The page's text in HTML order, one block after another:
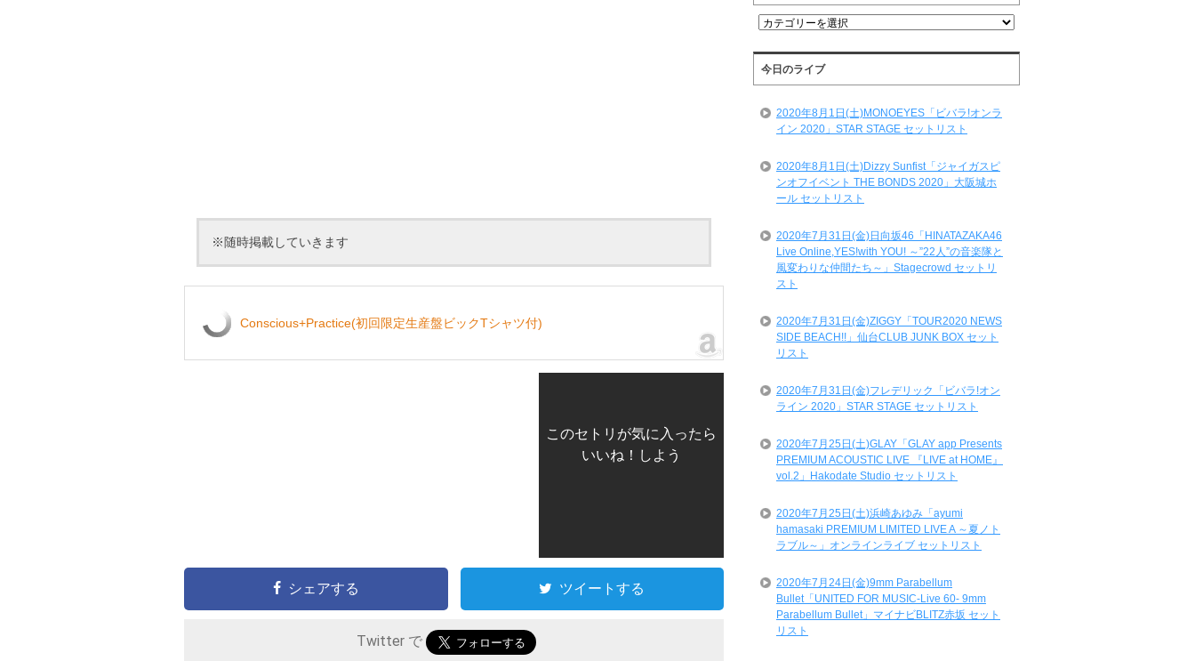
※随時掲載していきます
Conscious+Practice(初回限定生産盤ビックTシャツ付)
このセトリが気に入ったら
いいね！しよう
シェアする ツイートする
Twitter で
ア
テ
ィ
ス
一
今日のライブ
2020年8月1日(土)MONOEYES「ビバラ!オンラ
イン 2020」STAR STAGE セットリスト
2020年8月1日(土)Dizzy Sunfist「ジャイガスピ
ンオフイベント THE BONDS 2020」大阪城ホ
ール セットリスト
2020年7月31日(金)日向坂46「HINATAZAKA46
Live Online,YES!with YOU! ～”22人”の音楽隊と
風変わりな仲間たち～」Stagecrowd セットリ
スト
2020年7月31日(金)ZIGGY「TOUR2020 NEWS
SIDE BEACH!!」仙台CLUB JUNK BOX セット
リスト
2020年7月31日(金)フレデリック「ビバラ!オン
ライン 2020」STAR STAGE セットリスト
2020年7月25日(土)GLAY「GLAY app Presents
PREMIUM ACOUSTIC LIVE 『LIVE at HOME』
vol.2」Hakodate Studio セットリスト
2020年7月25日(土)浜崎あゆみ「ayumi
hamasaki PREMIUM LIMITED LIVE A ～夏ノト
ラブル～」オンラインライブ セットリスト
2020年7月24日(金)9mm Parabellum
Bullet「UNITED FOR MUSIC-Live 60- 9mm
Parabellum Bullet」マイナビBLITZ赤坂 セット
リスト